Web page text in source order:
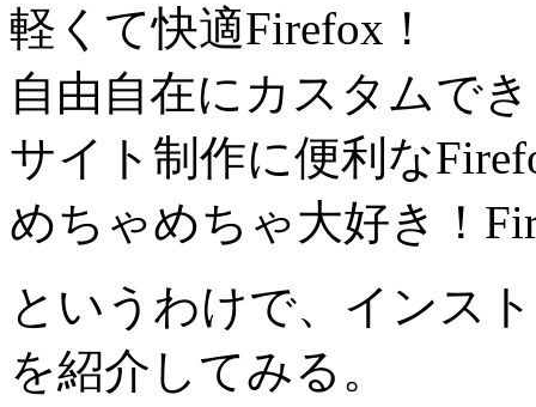
軽くて快適Firefox！
自由自在にカスタムで
サイト制作に便利な
めちゃめちゃ大好き！
というわけで、インス
を紹介してみる。